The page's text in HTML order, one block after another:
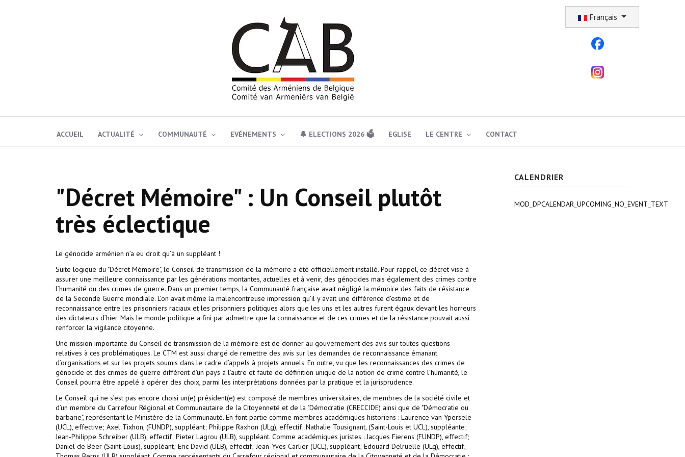
Français
ACCUEIL ACTUALITÉ COMMUNAUTÉ EVÉNEMENTS 🔔 ELECTIONS 2026 🗳️ EGLISE LE CENTRE CONTACT
"Décret Mémoire" : Un Conseil plutôt
très éclectique
Le génocide arménien n’a eu droit qu’à un suppléant !
Suite logique du "Décret Mémoire", le Conseil de transmission de la mémoire a été officiellement installé. Pour rappel, ce décret vise à
assurer une meilleure connaissance par les générations montantes, actuelles et à venir, des génocides mais également des crimes contre
l’humanité ou des crimes de guerre. Dans un premier temps, la Communauté française avait négligé la mémoire des faits de résistance
de la Seconde Guerre mondiale. L’on avait même la malencontreuse impression qu’il y avait une différence d’estime et de
reconnaissance entre les prisonniers raciaux et les prisonniers politiques alors que les uns et les autres furent égaux devant les horreurs
des dictateurs d’hier. Mais le monde politique a fini par admettre que la connaissance et de ces crimes et de la résistance pouvait aussi
renforcer la vigilance citoyenne.
Une mission importante du Conseil de transmission de la mémoire est de donner au gouvernement des avis sur toutes questions
relatives à ces problématiques. Le CTM est aussi chargé de remettre des avis sur les demandes de reconnaissance émanant
d’organisations et sur les projets soumis dans le cadre d’appels à projets annuels. En outre, vu que les reconnaissances des crimes de
génocide et des crimes de guerre diffèrent d’un pays à l’autre et faute de définition unique de la notion de crime contre l’humanité, le
Conseil pourra être appelé à opérer des choix, parmi les interprétations données par la pratique et la jurisprudence.
Le Conseil qui ne s’est pas encore choisi un(e) président(e) est composé de membres universitaires, de membres de la société civile et
d’un membre du Carrefour Régional et Communautaire de la Citoyenneté et de la "Démocratie (CRECCIDE) ainsi que de "Démocratie ou
barbarie", représentant le Ministère de la Communauté. En font partie comme membres académiques historiens : Laurence van Ypersele
(UCL), effective; Axel Tixhon, (FUNDP), suppléant; Philippe Raxhon (ULg), effectif; Nathalie Tousignant, (Saint-Louis et UCL), suppléante;
Jean-Philippe Schreiber (ULB), effectif; Pieter Lagrou (ULB), suppléant. Comme académiques juristes : Jacques Fierens (FUNDP), effectif;
Daniel de Beer (Saint-Louis), suppléant; Eric David (ULB), effectif; Jean-Yves Carlier (UCL), suppléant; Edouard Delruelle (ULg), effectif;
CALENDRIER
MOD_DPCALENDAR_UPCOMING_NO_EVENT_TEXT